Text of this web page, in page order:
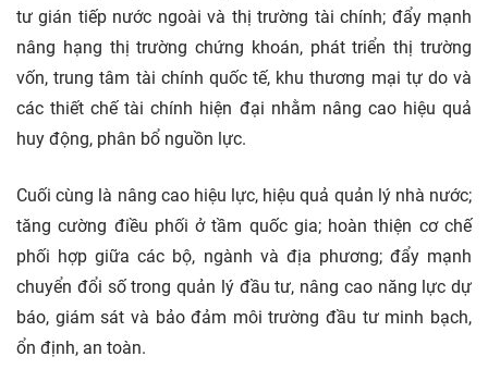
tư gián tiếp nước ngoài và thị trường tài chính; đẩy mạnh
nâng hạng thị trường chứng khoán, phát triển thị trường
vốn, trung tâm tài chính quốc tế, khu thương mại tự do và
các thiết chế tài chính hiện đại nhằm nâng cao hiệu quả
huy động, phân bổ nguồn lực.
Cuối cùng là nâng cao hiệu lực, hiệu quả quản lý nhà nước;
tăng cường điều phối ở tầm quốc gia; hoàn thiện cơ chế
phối hợp giữa các bộ, ngành và địa phương; đẩy mạnh
chuyển đổi số trong quản lý đầu tư, nâng cao năng lực dự
báo, giám sát và bảo đảm môi trường đầu tư minh bạch,
ổn định, an toàn.